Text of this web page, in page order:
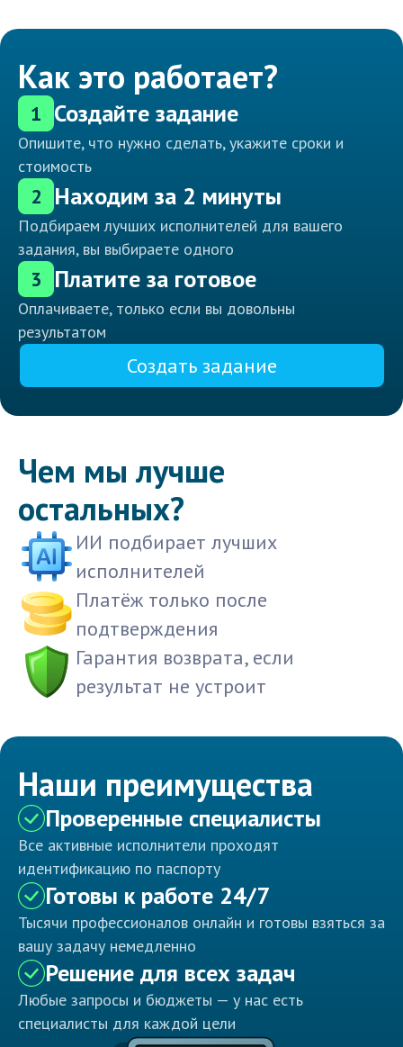
Как это работает?
1 Создайте задание
Опишите, что нужно сделать, укажите сроки и
стоимость
2 Находим за 2 минуты
Подбираем лучших исполнителей для вашего
задания, вы выбираете одного
3 Платите за готовое
Оплачиваете, только если вы довольны
результатом
Создать задание
Чем мы лучше
остальных?
ИИ подбирает лучших
исполнителей
Платёж только после
подтверждения
Гарантия возврата, если
результат не устроит
Наши преимущества
Проверенные специалисты
Все активные исполнители проходят
идентификацию по паспорту
Готовы к работе 24/7
Тысячи профессионалов онлайн и готовы взяться за
вашу задачу немедленно
Решение для всех задач
Любые запросы и бюджеты — у нас есть
специалисты для каждой цели